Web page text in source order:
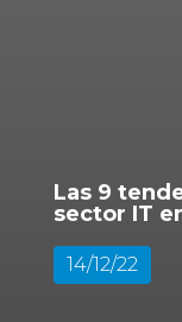
Las 9
sector IT
14/12/22